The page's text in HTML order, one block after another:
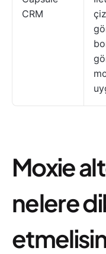
CRM
Moxie
nelere